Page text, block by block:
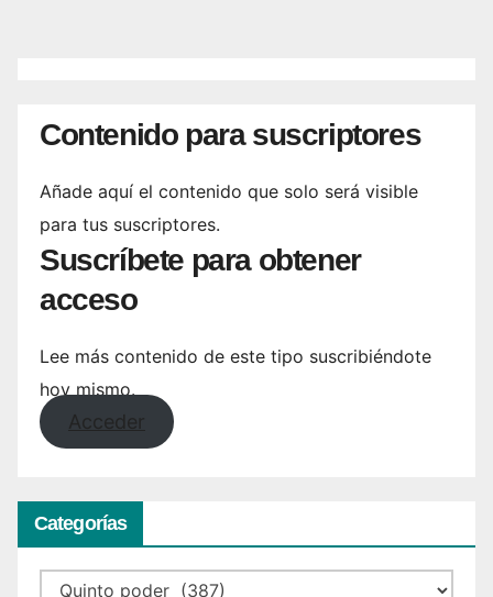
Contenido para suscriptores
Añade aquí el contenido que solo será visible
para tus suscriptores.
Suscríbete para obtener
acceso
Lee más contenido de este tipo suscribiéndote
hoy mismo.
Acceder
Categorías
Categorías